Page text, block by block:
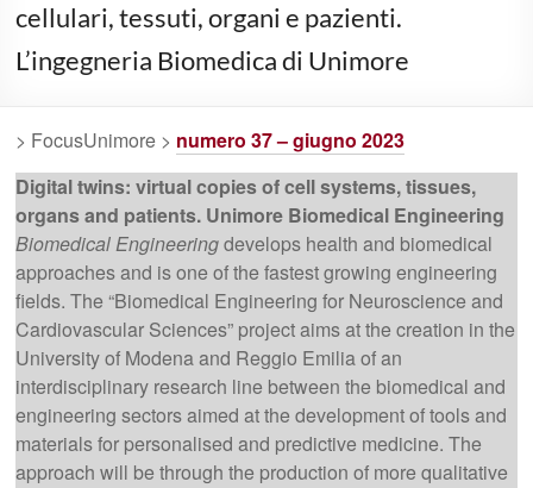
cellulari, tessuti, organi e pazienti.
L’ingegneria Biomedica di Unimore
> FocusUnimore > numero 37 – giugno 2023
Digital twins: virtual copies of cell systems, tissues,
organs and patients. Unimore Biomedical Engineering
Biomedical Engineeringdevelops health and biomedical
approaches and is one of the fastest growing engineering
fields. The “Biomedical Engineering for Neuroscience and
Cardiovascular Sciences” project aims at the creation in the
University of Modena and Reggio Emilia of an
interdisciplinary research line between the biomedical and
engineering sectors aimed at the development of tools and
materials for personalised and predictive medicine. The
approach will be through the production of more qualitative